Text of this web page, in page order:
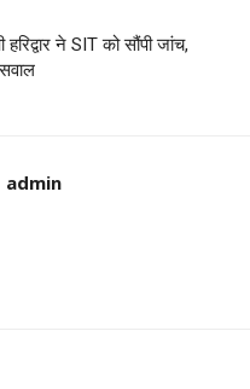
ने SIT को सौंपी जांच,
admin